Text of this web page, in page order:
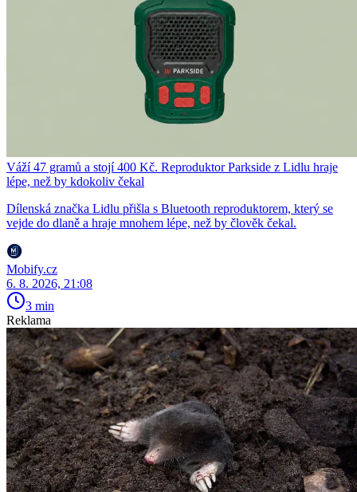
Váží 47 gramů a stojí 400 Kč. Reproduktor Parkside z Lidlu hraje
lépe, než by kdokoliv čekal
Dílenská značka Lidlu přišla s Bluetooth reproduktorem, který se
vejde do dlaně a hraje mnohem lépe, než by člověk čekal.
Mobify.cz
6. 8. 2026, 21:08
3 min
Reklama